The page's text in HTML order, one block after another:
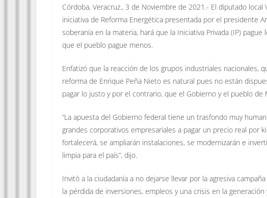
Córdoba, Veracruz., 3 de Noviembre de 2021.- El diputado
iniciativa de Reforma Energética presentada por el presidente
soberanía en la materia, hará que la Iniciativa Privada (IP)
que el pueblo pague menos.
Enfatizó que la reacción de los grupos industriales nacionales,
reforma de Enrique Peña Nieto es natural pues no están
pagar lo justo y por el contrario, que el Gobierno y el pueblo
“La apuesta del Gobierno federal tiene un trasfondo muy
grandes corporativos empresariales a pagar un precio real por
fortalecerá, se ampliarán instalaciones, se modernizarán e
limpia para el país”, dijo.
Invitó a la ciudadanía a no dejarse llevar por la agresiva
la pérdida de inversiones, empleos y una crisis en la